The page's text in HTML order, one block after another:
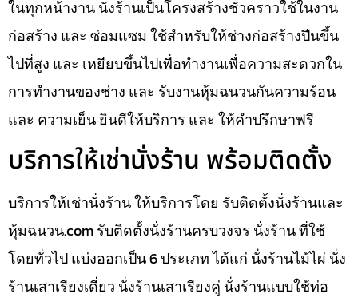
ในทุกหน้างาน นั่งร้านเป็นโครงสร้างชั่วคราวใช้ในงาน
ก่อสร้าง และ ซ่อมแซม ใช้สำหรับให้ช่างก่อสร้างปีนขึ้น
ไปที่สูง และ เหยียบขึ้นไปเพื่อทำงานเพื่อความสะดวกใน
การทำงานของช่าง และ รับงานหุ้มฉนวนกันความร้อน
และ ความเย็น ยินดีให้บริการ และ ให้คำปรึกษาฟรี
บริการให้เช่านั่งร้าน พร้อมติดตั้ง
บริการให้เช่านั่งร้าน ให้บริการโดย รับติดตั้งนั่งร้านและ
หุ้มฉนวน.com รับติดตั้งนั่งร้านครบวงจร นั่งร้าน ที่ใช้
โดยทั่วไป แบ่งออกเป็น 6 ประเภท ได้แก่ นั่งร้านไม้ไผ่ นั่ง
ร้านเสาเรียงเดี่ยว นั่งร้านเสาเรียงคู่ นั่งร้านแบบใช้ท่อ